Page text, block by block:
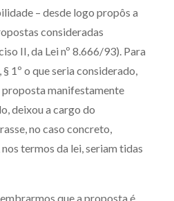
(41) 2109-8666
98881-6616
– desde logo propôs a
consideradas
II, da Lei nº 8.666/93). Para
1º o que seria considerado,
proposta manifestamente
deixou a cargo do
no caso concreto,
termos da lei, seriam tidas
que a proposta é